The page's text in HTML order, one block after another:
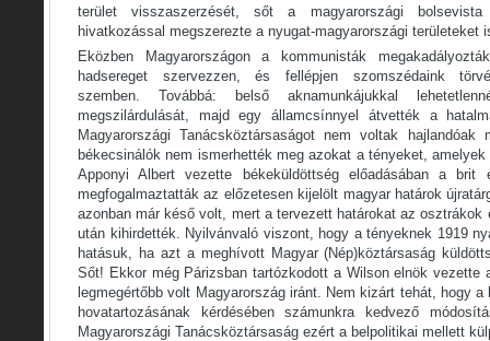
terület visszaszerzését, sőt a magyarországi
hivatkozással megszerezte a nyugat-magyarországi területeket
Eközben Magyarországon a kommunisták
hadsereget szervezzen, és fellépjen szomszédaink
szemben. Továbbá: belső aknamunkájukkal
megszilárdulását, majd egy államcsínnyel átvették a
Magyarországi Tanácsköztársaságot nem voltak
békecsinálók nem ismerhették meg azokat a tényeket,
Apponyi Albert vezette békeküldöttség előadásában a brit
megfogalmaztatták az előzetesen kijelölt magyar határok
azonban már késő volt, mert a tervezett határokat az osztrákok
után kihirdették. Nyilvánvaló viszont, hogy a tényeknek 1919
hatásuk, ha azt a meghívott Magyar (Nép)köztársaság
Sőt! Ekkor még Párizsban tartózkodott a Wilson elnök vezette
legmegértőbb volt Magyarország iránt. Nem kizárt tehát, hogy
hovatartozásának kérdésében számunkra kedvező
Magyarországi Tanácsköztársaság ezért a belpolitikai mellett